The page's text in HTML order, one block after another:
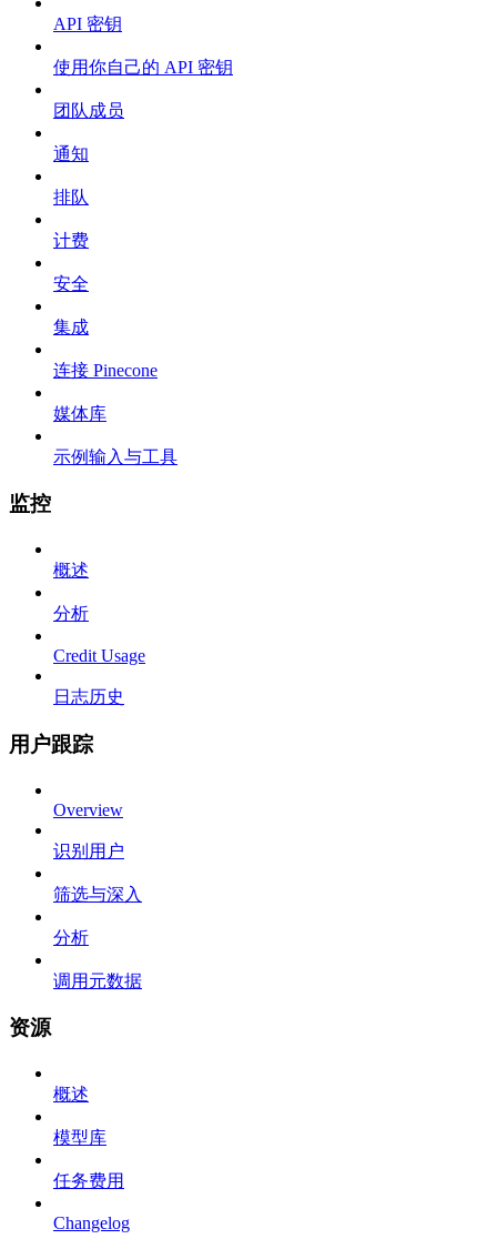
API 密钥
使用你自己的 API 密钥
团队成员
通知
排队
计费
安全
集成
连接 Pinecone
媒体库
示例输入与工具
监控
概述
分析
Credit Usage
日志历史
用户跟踪
Overview
识别用户
筛选与深入
分析
调用元数据
资源
概述
模型库
任务费用
Changelog